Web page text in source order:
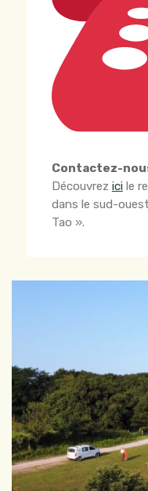
Contactez-
Découvrez icile
dans le sud-
Tao ».